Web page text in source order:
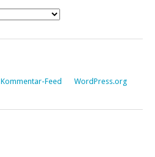
Kommentar-Feed WordPress.org